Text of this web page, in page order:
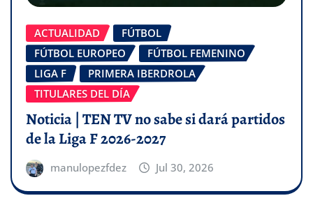
ACTUALIDAD
FÚTBOL
FÚTBOL EUROPEO
FÚTBOL FEMENINO
LIGA F
PRIMERA IBERDROLA
TITULARES DEL DÍA
Noticia | TEN TV no sabe si dará partidos
de la Liga F 2026-2027
manulopezfdez Jul 30, 2026